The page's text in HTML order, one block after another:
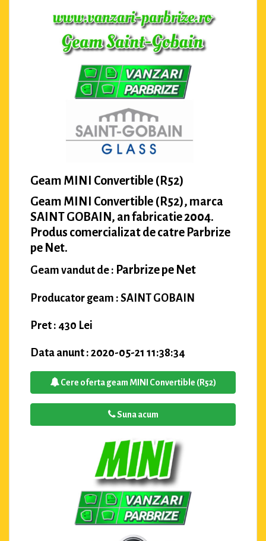
Geam MINI Convertible (R52)
Geam MINI Convertible (R52), marca
SAINT GOBAIN, an fabricatie 2004.
Produs comercializat de catre Parbrize
pe Net.
Geam vandut de : Parbrize pe Net
Producator geam : SAINT GOBAIN
Pret : 430 Lei
Data anunt : 2020-05-21 11:38:34
Cere oferta geam MINI Convertible (R52)
Suna acum